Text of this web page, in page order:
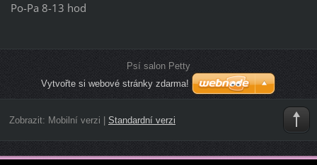
Po-Pa 8-13 hod
Psí salon Petty
Vytvořte si webové stránky zdarma!
Zobrazit: Mobilní verzi Standardní verzi